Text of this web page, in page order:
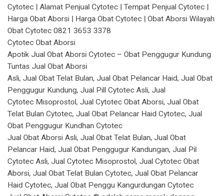
Cytotec | Alamat Penjual Cytotec | Tempat Penjual Cytotec |
Harga Obat Aborsi | Harga Obat Cytotec | Obat Aborsi Wilayah
Obat Cytotec 0821 3653 3378
Cytotec Obat Aborsi
Apotik Jual Obat Aborsi Cytotec – Obat Penggugur Kundung
Tuntas Jual Obat Aborsi
Asli, Jual Obat Telat Bulan, Jual Obat Pelancar Haid, Jual Obat
Penggugur Kundung, Jual Pill Cytotec Asli, Jual
Cytotec Misoprostol, Jual Cytotec Obat Aborsi, Jual Obat
Telat Bulan Cytotec, Jual Obat Pelancar Haid Cytotec, Jual
Obat Penggugur Kundhan Cytotec
Jual Obat Aborsi Asli, Jual Obat Telat Bulan, Jual Obat
Pelancar Haid, Jual Obat Penggugur Kandungan, Jual Pil
Cytotec Asli, Jual Cytotec Misoprostol, Jual Cytotec Obat
Aborsi, Jual Obat Telat Bulan Cytotec, Jual Obat Pelancar
Haid Cytotec, Jual Obat Penggu Kangurdungan Cytotec